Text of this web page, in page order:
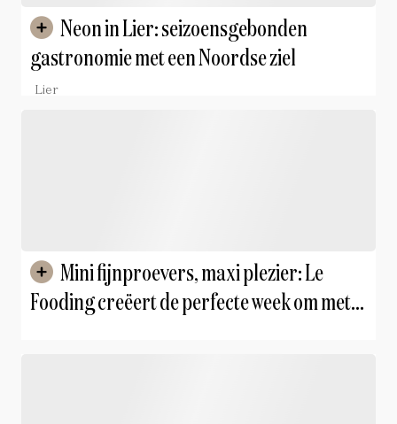
gastronomie met een Noordse ziel
Lier
Fooding creëert de perfecte week om met je